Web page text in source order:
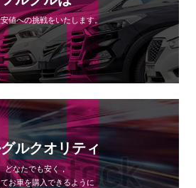
値への挑戦をいたします。
ルクオリティ
どなたでも安く，
お車を購入できるように